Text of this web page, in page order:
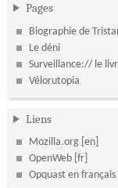
Pages
Biographie de
Le déni
Surveillance:// le
Vélorutopia
Liens
Mozilla.org
OpenWeb
Opquast en français